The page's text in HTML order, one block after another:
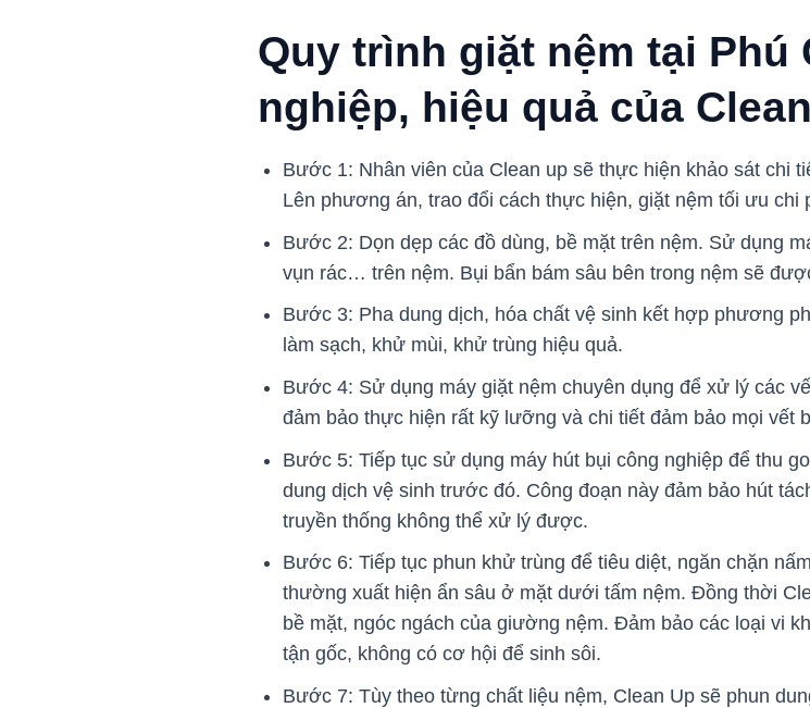
Quy trình giặt nệm tại Phú
nghiệp, hiệu quả của
Bước 1: Nhân viên của Clean up sẽ thực hiện khảo sát chi
Lên phương án, trao đổi cách thực hiện, giặt nệm tối ưu chi
Bước 2: Dọn dẹp các đồ dùng, bề mặt trên nệm. Sử dụng
vụn rác… trên nệm. Bụi bẩn bám sâu bên trong nệm sẽ
Bước 3: Pha dung dịch, hóa chất vệ sinh kết hợp phương
làm sạch, khử mùi, khử trùng hiệu quả.
Bước 4: Sử dụng máy giặt nệm chuyên dụng để xử lý các
đảm bảo thực hiện rất kỹ lưỡng và chi tiết đảm bảo mọi vết
Bước 5: Tiếp tục sử dụng máy hút bụi công nghiệp để thu
dung dịch vệ sinh trước đó. Công đoạn này đảm bảo hút
truyền thống không thể xử lý được.
Bước 6: Tiếp tục phun khử trùng để tiêu diệt, ngăn chặn
thường xuất hiện ẩn sâu ở mặt dưới tấm nệm. Đồng thời
bề mặt, ngóc ngách của giường nệm. Đảm bảo các loại vi
tận gốc, không có cơ hội để sinh sôi.
Bước 7: Tùy theo từng chất liệu nệm, Clean Up sẽ phun